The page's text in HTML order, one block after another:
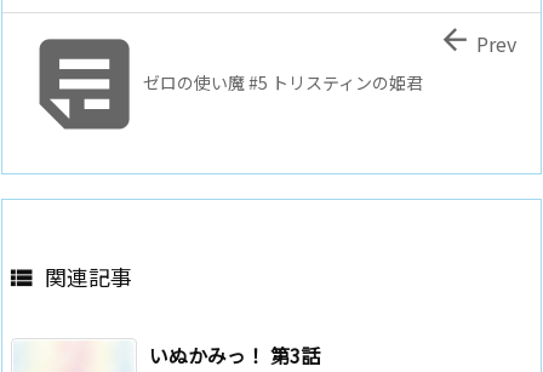
ゼロの使い魔 #5 トリスティンの姫君
 Prev
 関連記事
いぬかみっ！ 第3話